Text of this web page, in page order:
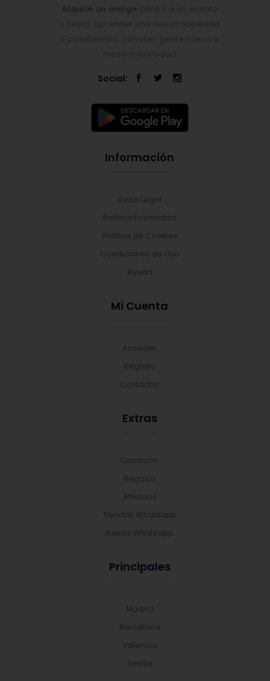
Social:
Información
Aviso Legal
Política Privacidad
Política de Cookies
Condiciones de Uso
Ayuda
Mi Cuenta
Acceder
Registro
Contactar
Extras
Donación
Regalos
Afiliados
Tiendas Whatsapp
Avisos Whatsapp
Principales
Madrid
Barcelona
Valencia
Sevilla